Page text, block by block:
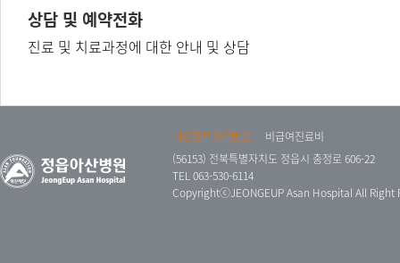
상담 및 예약전화
진료 및 치료과정에 대한 안내 및 상담
개인정보처리방침
비급여진료비
(56153) 전북특별자치도 정읍시 충정로 606-22
TEL 063-530-6114
CopyrightⓒJEONGEUP Asan Hospital All Right